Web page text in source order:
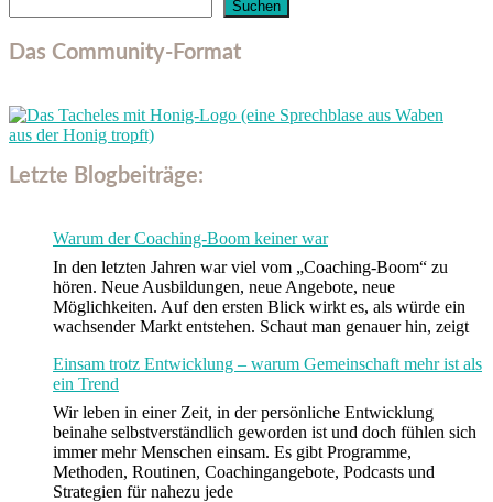
Suchen
Das Community-Format
Letzte Blogbeiträge:
Warum der Coaching-Boom keiner war
In den letzten Jahren war viel vom „Coaching-Boom“ zu
hören. Neue Ausbildungen, neue Angebote, neue
Möglichkeiten. Auf den ersten Blick wirkt es, als würde ein
wachsender Markt entstehen. Schaut man genauer hin, zeigt
Einsam trotz Entwicklung – warum Gemeinschaft mehr ist als
ein Trend
Wir leben in einer Zeit, in der persönliche Entwicklung
beinahe selbstverständlich geworden ist und doch fühlen sich
immer mehr Menschen einsam. Es gibt Programme,
Methoden, Routinen, Coachingangebote, Podcasts und
Strategien für nahezu jede